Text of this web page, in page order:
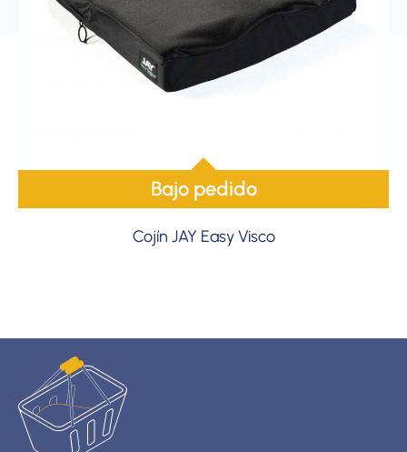
Bajo pedido
Cojín JAY Easy Visco